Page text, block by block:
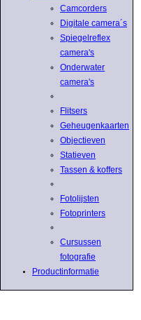
Camcorders
Digitale camera´s
Spiegelreflex
camera's
Onderwater
camera's
Flitsers
Geheugenkaarten
Objectieven
Statieven
Tassen & koffers
Fotolijsten
Fotoprinters
Cursussen
fotografie
Productinformatie